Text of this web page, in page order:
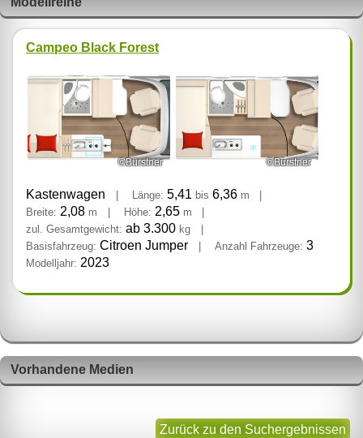
Campeo Black Forest
©Bürstner ©Bürstner
Kastenwagen | Länge: 5,41 bis 6,36 m
|
Breite: 2,08 m Höhe: 2,65 m
zul. Gesamtgewicht: ab 3.300 kg
Basisfahrzeug: Citroen Jumper Anzahl Fahrzeuge: 3
Modelljahr: 2023
Vorhandene Medien
Zurück zu den Suchergebnissen